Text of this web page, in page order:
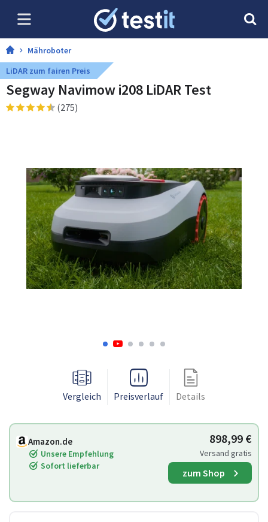
Mähroboter
LiDAR zum fairen Preis
Segway Navimow i208 LiDAR Test
(275)
Vergleich Preisverlauf Details
Amazon.de
Unsere Empfehlung
Sofort lieferbar
898,99 €
Versand gratis
zum Shop